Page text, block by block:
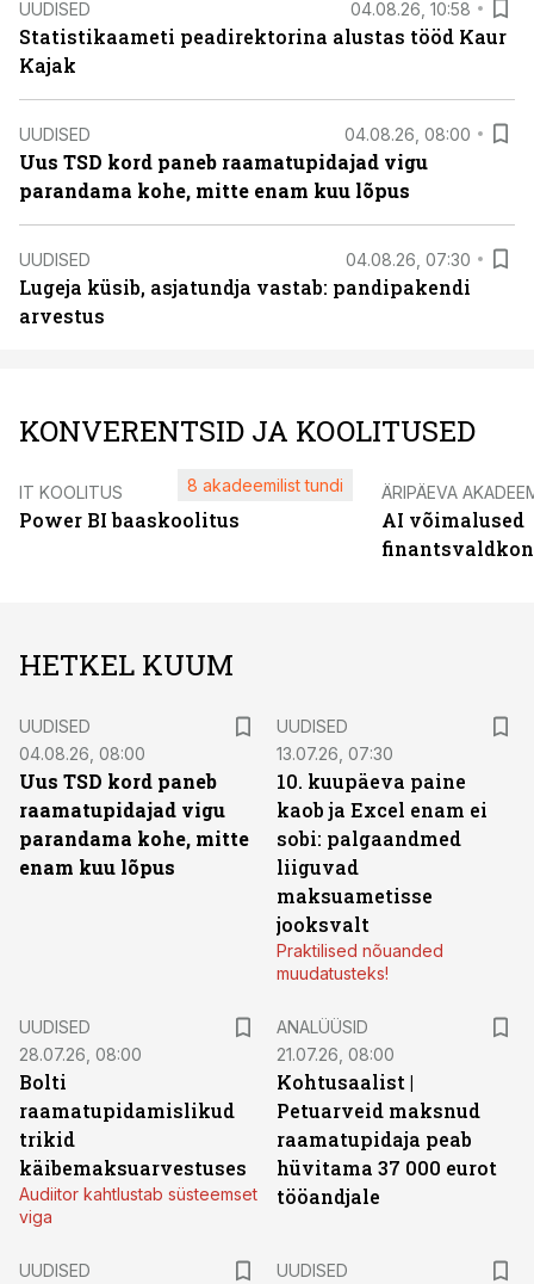
UUDISED 04.08.26, 10:58
Statistikaameti peadirektorina alustas tööd Kaur
Kajak
UUDISED 04.08.26, 08:00
Uus TSD kord paneb raamatupidajad vigu
parandama kohe, mitte enam kuu lõpus
UUDISED 04.08.26, 07:30
Lugeja küsib, asjatundja vastab: pandipakendi
arvestus
KONVERENTSID JA KOOLITUSED
IT KOOLITUS
Power BI baaskoolitus
8 akadeemilist tundi ÄRIPÄEVA
AI võimalused
HETKEL KUUM
UUDISED
04.08.26, 08:00
Uus TSD kord paneb
raamatupidajad vigu
parandama kohe, mitte
enam kuu lõpus
UUDISED
13.07.26, 07:30
10. kuupäeva paine
kaob ja Excel enam ei
sobi: palgaandmed
liiguvad
maksuametisse
jooksvalt
Praktilised nõuanded
muudatusteks!
UUDISED
28.07.26, 08:00
Bolti
raamatupidamislikud
trikid
käibemaksuarvestuses
Audiitor kahtlustab süsteemset
viga
ANALÜÜSID
21.07.26, 08:00
Kohtusaalist |
Petuarveid maksnud
raamatupidaja peab
hüvitama 37 000 eurot
tööandjale
UUDISED
UUDISED